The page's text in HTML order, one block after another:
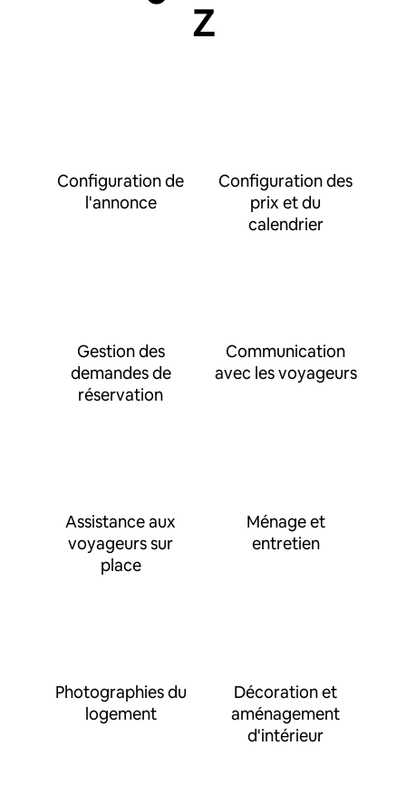
Z
Configuration de
l'annonce
Configuration des
prix et du
calendrier
Gestion des
demandes de
réservation
Communication
avec les voyageurs
Assistance aux
voyageurs sur
place
Ménage et
entretien
Photographies du
logement
Décoration et
aménagement
d'intérieur